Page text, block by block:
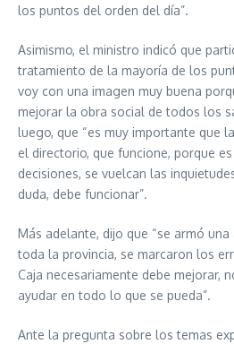
los puntos del orden del día”.
Asimismo, el ministro indicó que
tratamiento de la mayoría de los
voy con una imagen muy buena
mejorar la obra social de todos los
luego, que “es muy importante que
el directorio, que funcione, porque
decisiones, se vuelcan las
duda, debe funcionar”.
Más adelante, dijo que “se armó
toda la provincia, se marcaron los
Caja necesariamente debe mejorar,
ayudar en todo lo que se pueda”.
Ante la pregunta sobre los temas